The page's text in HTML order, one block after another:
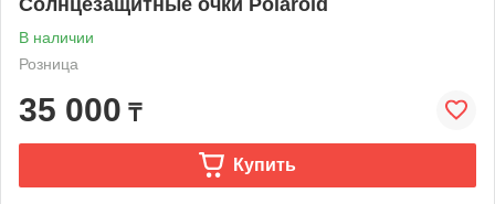
В наличии
Розница
35 000 ₸
Купить